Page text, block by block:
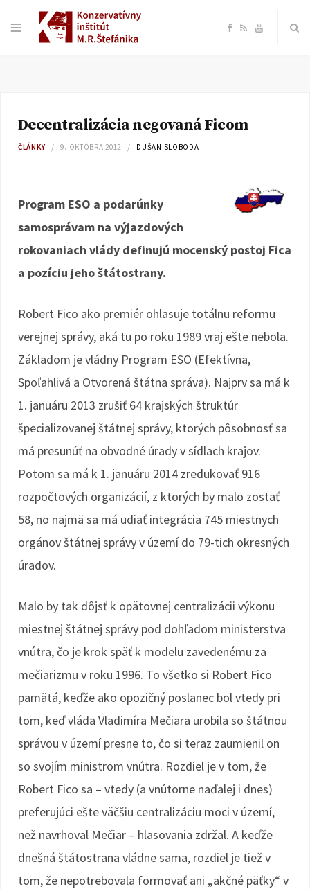
F
e
o
R Y
b
Decentralizácia negovaná Ficom
ČLÁNKY 9. OKTÓBRA 2012 DUŠAN SLOBODA
Program ESO a podarúnky
samosprávam na výjazdových
rokovaniach vlády definujú mocenský postoj Fica
a pozíciu jeho štátostrany.
Robert Fico ako premiér ohlasuje totálnu reformu
verejnej správy, aká tu po roku 1989 vraj ešte nebola.
Základom je vládny Program ESO (Efektívna,
Spoľahlivá a Otvorená štátna správa). Najprv sa má k
1. januáru 2013 zrušiť 64 krajských štruktúr
špecializovanej štátnej správy, ktorých pôsobnosť sa
má presunúť na obvodné úrady v sídlach krajov.
Potom sa má k 1. januáru 2014 zredukovať 916
rozpočtových organizácií, z ktorých by malo zostať
58, no najmä sa má udiať integrácia 745 miestnych
orgánov štátnej správy v území do 79-tich okresných
úradov.
Malo by tak dôjsť k opätovnej centralizácii výkonu
miestnej štátnej správy pod dohľadom ministerstva
vnútra, čo je krok späť k modelu zavedenému za
mečiarizmu v roku 1996. To všetko si Robert Fico
pamätá, keďže ako opozičný poslanec bol vtedy pri
tom, keď vláda Vladimíra Mečiara urobila so štátnou
správou v území presne to, čo si teraz zaumienil on
so svojím ministrom vnútra. Rozdiel je v tom, že
Robert Fico sa – vtedy (a vnútorne naďalej i dnes)
preferujúci ešte väčšiu centralizáciu moci v území,
než navrhoval Mečiar – hlasovania zdržal. A keďže
dnešná štátostrana vládne sama, rozdiel je tiež v
tom, že nepotrebovala formovať ani „akčné päťky“ v